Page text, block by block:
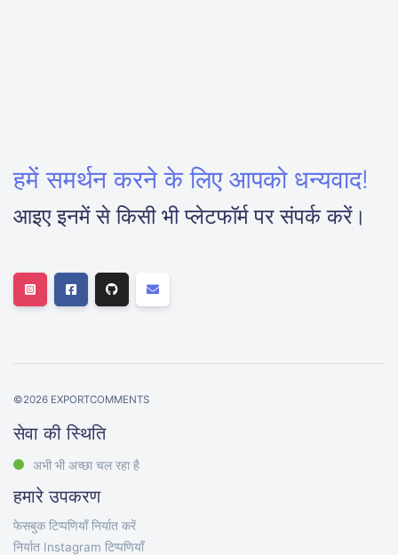
हमें समर्थन करने के लिए आपको धन्यवाद!
आइए इनमें से किसी भी प्लेटफॉर्म पर संपर्क करें।
©2026 EXPORTCOMMENTS
सेवा की स्थिति
अभी भी अच्छा चल रहा है
हमारे उपकरण
फेसबुक टिप्पणियाँ निर्यात करें
निर्यात Instagram टिप्पणियाँ